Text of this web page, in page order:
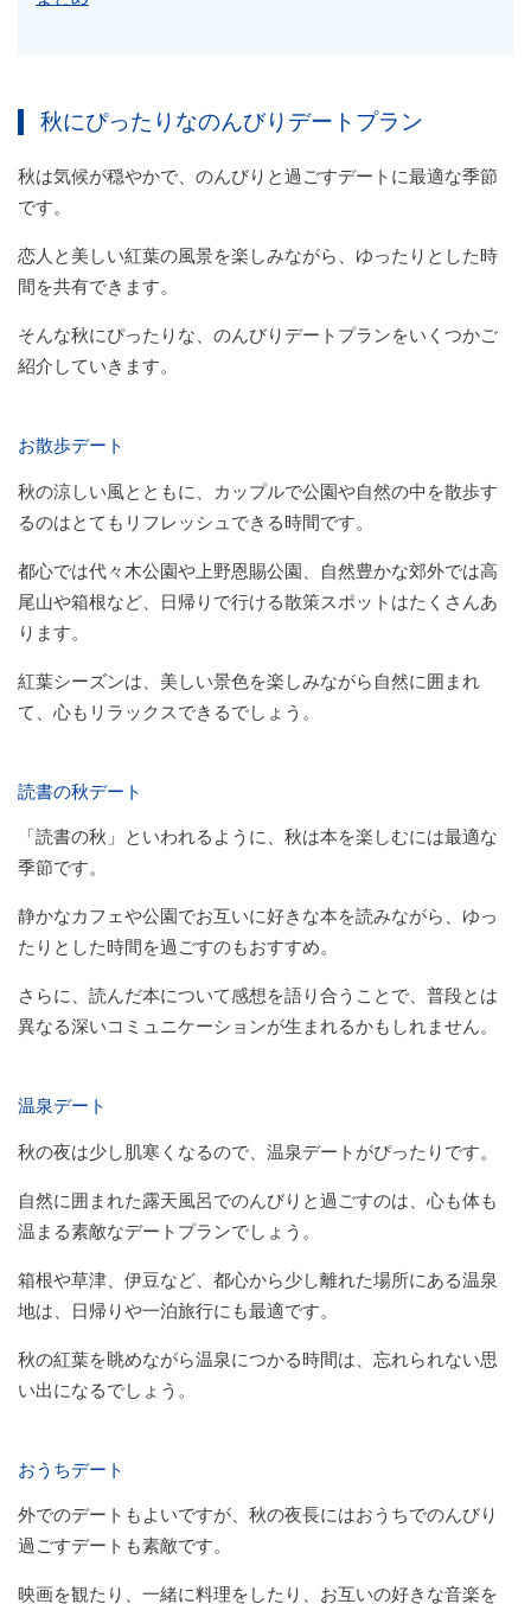
秋にぴったりなのんびりデートプラン
秋は気候が穏やかで、のんびりと過ごすデートに最適な季節
です。
恋人と美しい紅葉の風景を楽しみながら、ゆったりとした時
間を共有できます。
そんな秋にぴったりな、のんびりデートプランをいくつかご
紹介していきます。
お散歩デート
秋の涼しい風とともに、カップルで公園や自然の中を散歩す
るのはとてもリフレッシュできる時間です。
都心では代々木公園や上野恩賜公園、自然豊かな郊外では高
尾山や箱根など、日帰りで行ける散策スポットはたくさんあ
ります。
紅葉シーズンは、美しい景色を楽しみながら自然に囲まれ
て、心もリラックスできるでしょう。
読書の秋デート
「読書の秋」といわれるように、秋は本を楽しむには最適な
季節です。
静かなカフェや公園でお互いに好きな本を読みながら、ゆっ
たりとした時間を過ごすのもおすすめ。
さらに、読んだ本について感想を語り合うことで、普段とは
異なる深いコミュニケーションが生まれるかもしれません。
温泉デート
秋の夜は少し肌寒くなるので、温泉デートがぴったりです。
自然に囲まれた露天風呂でのんびりと過ごすのは、心も体も
温まる素敵なデートプランでしょう。
箱根や草津、伊豆など、都心から少し離れた場所にある温泉
地は、日帰りや一泊旅行にも最適です。
秋の紅葉を眺めながら温泉につかる時間は、忘れられない思
い出になるでしょう。
おうちデート
外でのデートもよいですが、秋の夜長にはおうちでのんびり
過ごすデートも素敵です。
映画を観たり、一緒に料理をしたり、お互いの好きな音楽を